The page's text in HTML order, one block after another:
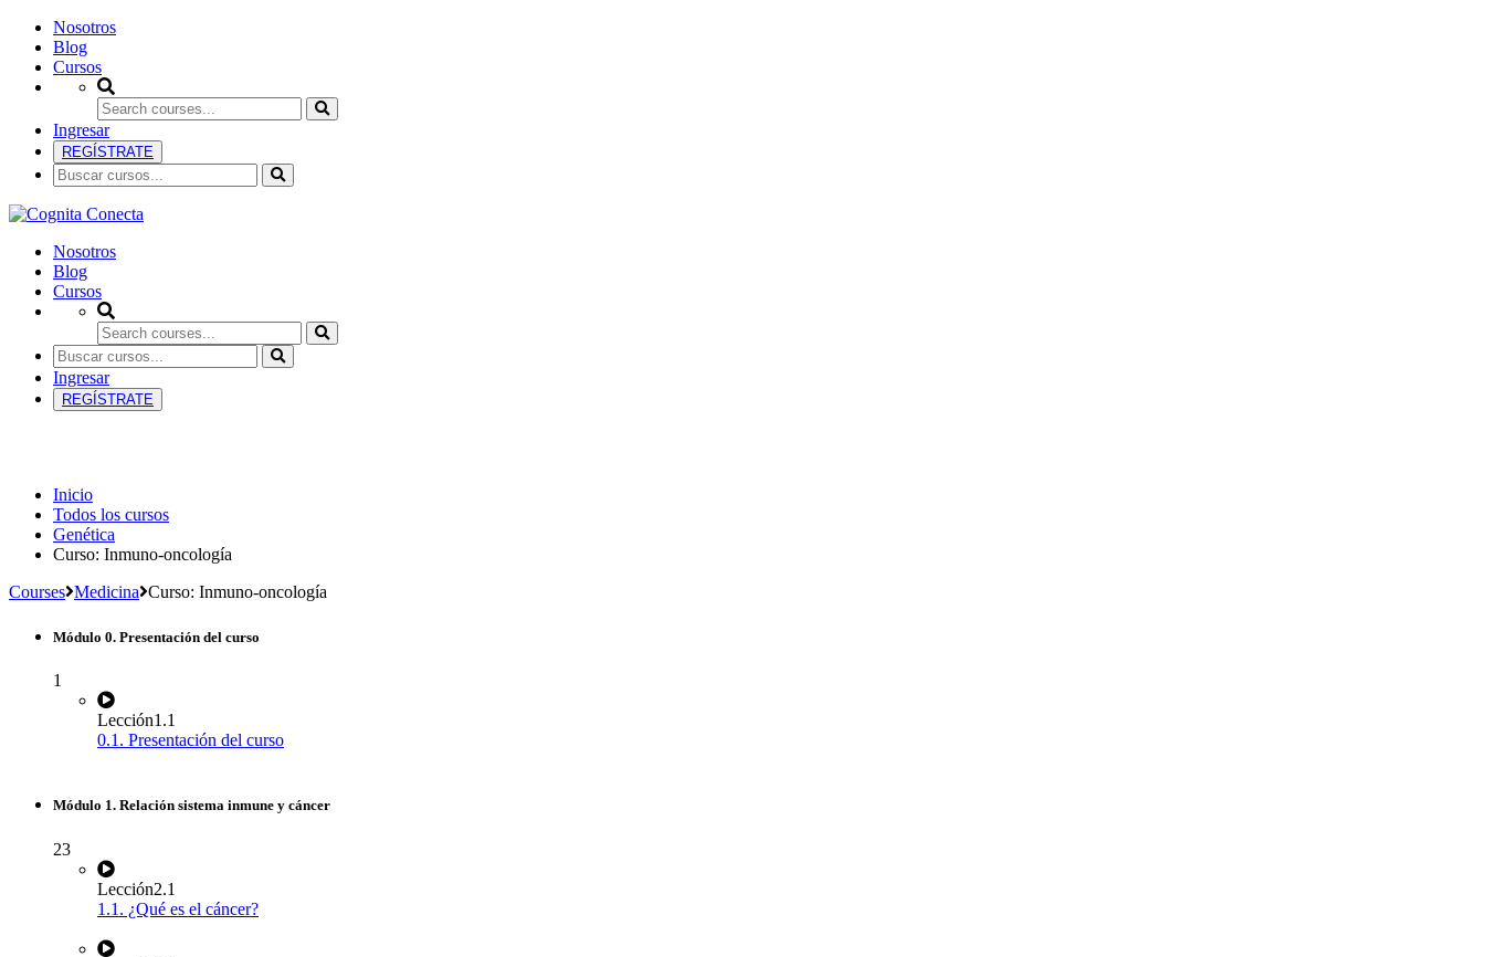
Nosotros
Blog
Cursos
Ingresar
REGÍSTRATE
Nosotros
Blog
Cursos
Ingresar
REGÍSTRATE
Inicio
Todos los cursos
Genética
Curso: Inmuno-oncología
Courses Medicina Curso: Inmuno-oncología
Módulo 0. Presentación del curso
1
Lección1.1
0.1. Presentación del curso
Módulo 1. Relación sistema inmune y cáncer
23
Lección2.1
1.1. ¿Qué es el cáncer?